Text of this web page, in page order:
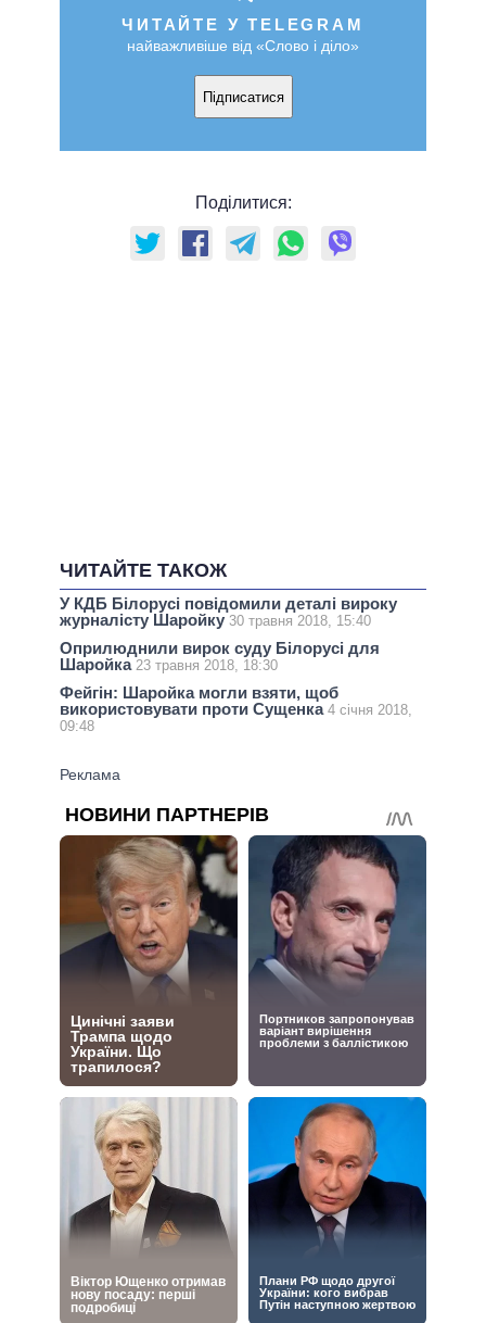
ЧИТАЙТЕ У TELEGRAM
найважливіше від «Слово і діло»
Підписатися
Поділитися:
ЧИТАЙТЕ ТАКОЖ
У КДБ Білорусі повідомили деталі вироку
журналісту Шаройку 30 травня 2018, 15:40
Оприлюднили вирок суду Білорусі для
Шаройка 23 травня 2018, 18:30
Фейгін: Шаройка могли взяти, щоб
використовувати проти Сущенка 4 січня 2018,
09:48